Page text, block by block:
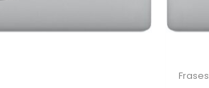
Frases